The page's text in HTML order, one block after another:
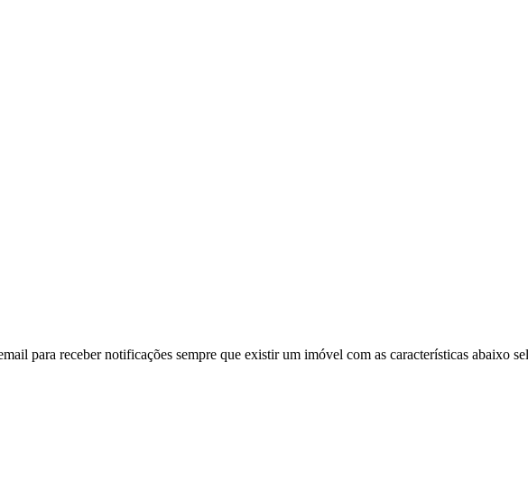
para receber notificações sempre que existir um imóvel com as características abaixo